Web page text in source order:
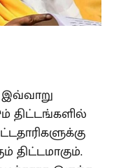
திட்டங்களில்
திட்டமாகும்.